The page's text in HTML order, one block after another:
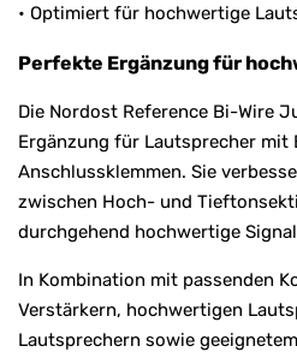
• Optimiert für hochwertige
Perfekte Ergänzung für
Die Nordost Reference Bi-Wire
Ergänzung für Lautsprecher mit
Anschlussklemmen. Sie
zwischen Hoch- und
durchgehend hochwertige
In Kombination mit passenden
Verstärkern, hochwertigen
Lautsprechern sowie